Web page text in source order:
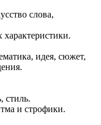
слова,
идея, сюжет,
стиль.
и строфики.